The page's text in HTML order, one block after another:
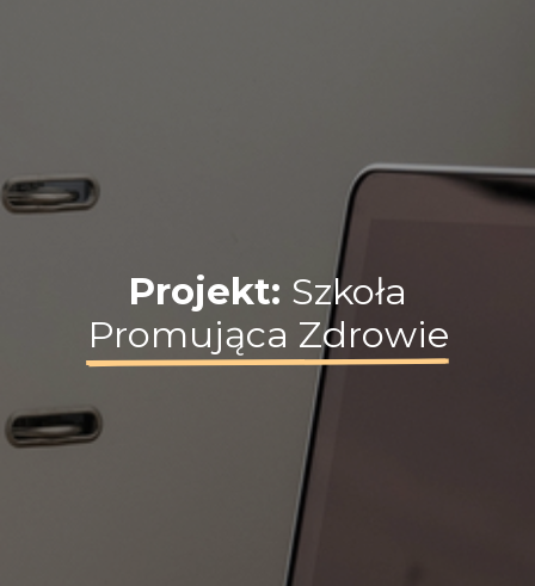
Projekt: Szkoła
Promująca Zdrowie